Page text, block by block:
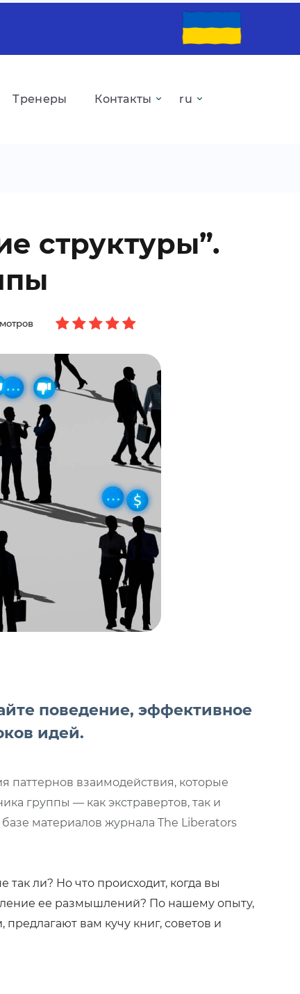
Тренеры Контакты
структуры”.
поведение, эффективное
идей.
взаимодействия, которые
группы — как экстравертов, так и
базе материалов журнала The Liberators
так ли? Но что происходит, когда вы
ее размышлений? По нашему опыту,
вам кучу книг, советов и